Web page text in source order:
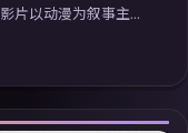
片以动漫为叙事主
影与配乐强化地域气
剧在线看」延展检索